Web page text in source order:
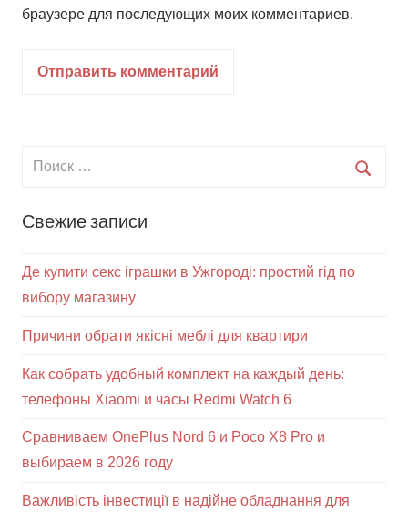
браузере для последующих моих комментариев.
Свежие записи
Де купити секс іграшки в Ужгороді: простий гід по
вибору магазину
Причини обрати якісні меблі для квартири
Как собрать удобный комплект на каждый день:
телефоны Xiaomi и часы Redmi Watch 6
Сравниваем OnePlus Nord 6 и Poco X8 Pro и
выбираем в 2026 году
Важливість інвестиції в надійне обладнання для